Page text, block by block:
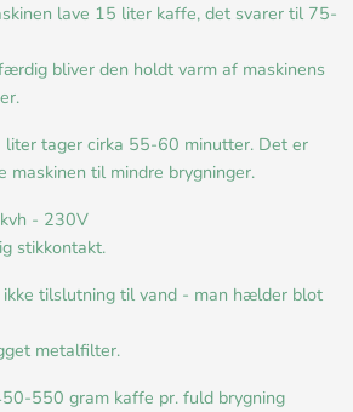
lave 15 liter kaffe, det svarer til 75-
bliver den holdt varm af maskinens
liter tager cirka 55-60 minutter. Det er
maskinen til mindre brygninger.
- 230V
stikkontakt.
tilslutning til vand - man hælder blot
metalfilter.
550 gram kaffe pr. fuld brygning